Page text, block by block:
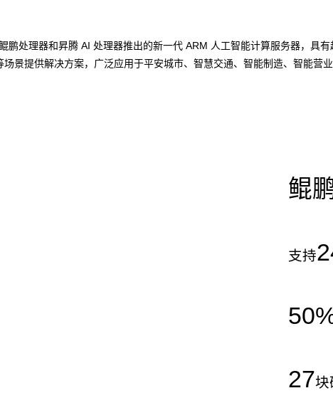
鹏处理器和昇腾 AI 处理器推出的新一代 ARM 人工智能计算服务器，具
景提供解决方案，广泛应用于平安城市、智慧交通、智能制造、智能营
鲲
支持
50
27块